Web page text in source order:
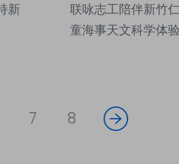
新
联咏志工陪伴新竹
童海事天文科学体验
7 8